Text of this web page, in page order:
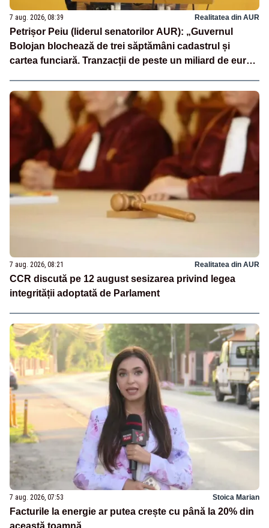
7 aug. 2026, 08:39 Realitatea din AUR
Petrișor Peiu (liderul senatorilor AUR): „Guvernul
Bolojan blochează de trei săptămâni cadastrul și
cartea funciară. Tranzacții de peste un miliard de euro
termen clar”
7 aug. 2026, 08:21 Realitatea din AUR
CCR discută pe 12 august sesizarea privind legea
integrității adoptată de Parlament
7 aug. 2026, 07:53 Stoica Marian
Facturile la energie ar putea crește cu până la 20% din
această toamnă